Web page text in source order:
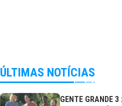
ÚLTIMAS NOTÍCIAS
GENTE GRANDE 3